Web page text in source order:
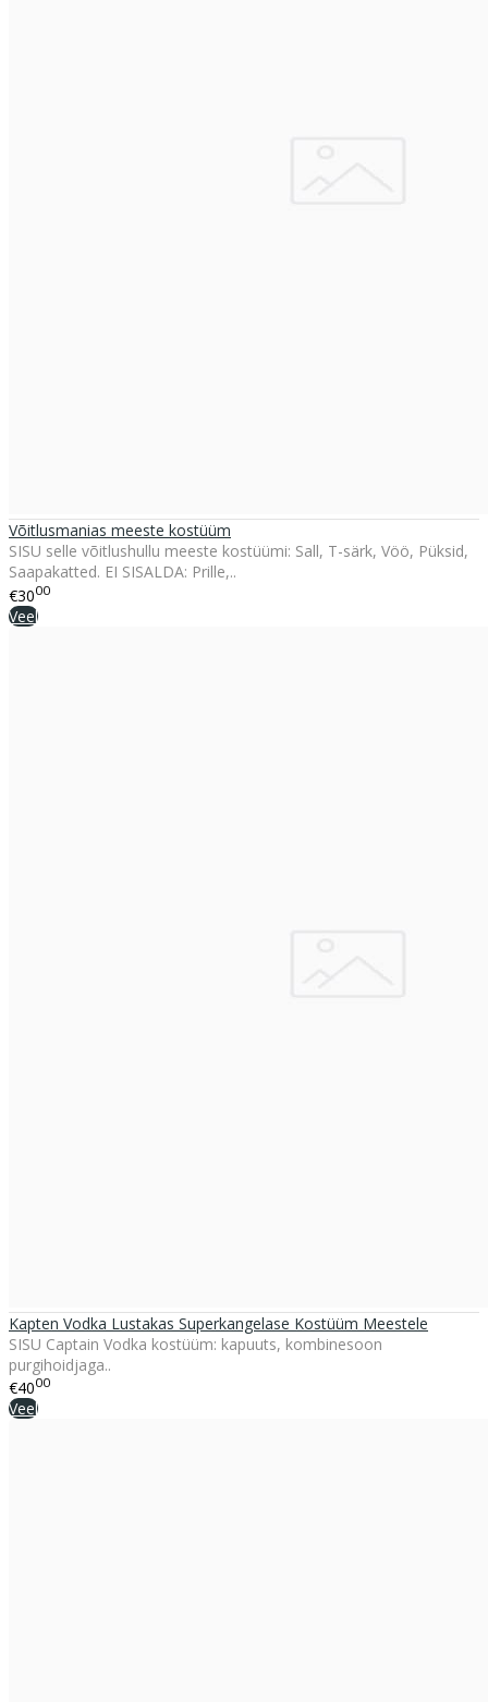
Võitlusmanias meeste kostüüm
SISU selle võitlushullu meeste kostüümi: Sall, T-särk, Vöö, Püksid,
Saapakatted. EI SISALDA: Prille,..
€3000
Veel
Kapten Vodka Lustakas Superkangelase Kostüüm Meestele
SISU Captain Vodka kostüüm: kapuuts, kombinesoon
purgihoidjaga..
€4000
Veel